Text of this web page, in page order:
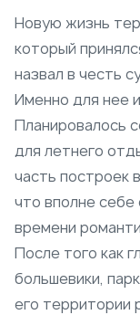
Новую жизнь
который
назвал в честь
Именно для нее
Планировалось
для летнего
часть построек
что вполне
времени
После того как
большевики,
его территории